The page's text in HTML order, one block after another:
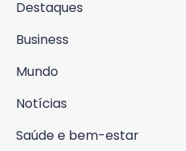
Destaques
Business
Mundo
Notícias
Saúde e bem-estar